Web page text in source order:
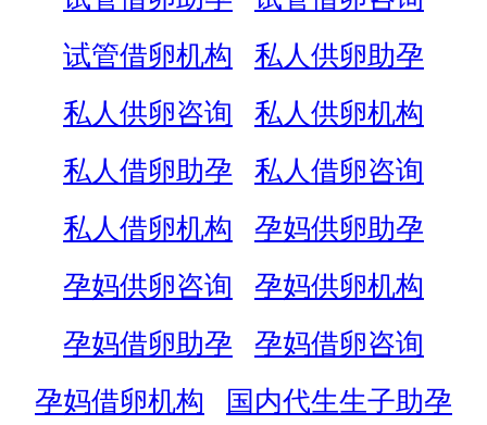
试管借卵机构
私人供卵助孕
私人供卵咨询
私人供卵机构
私人借卵助孕
私人借卵咨询
私人借卵机构
孕妈供卵助孕
孕妈供卵咨询
孕妈供卵机构
孕妈借卵助孕
孕妈借卵咨询
孕妈借卵机构
国内代生生子助孕